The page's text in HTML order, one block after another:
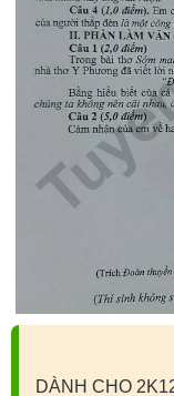
DÀNH CHO